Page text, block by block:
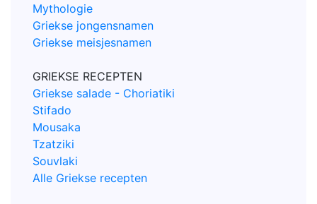
Mythologie
Griekse jongensnamen
Griekse meisjesnamen
GRIEKSE RECEPTEN
Griekse salade - Choriatiki
Stifado
Mousaka
Tzatziki
Souvlaki
Alle Griekse recepten